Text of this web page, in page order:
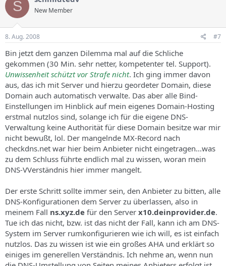
S New Member
8. Aug. 2008 #7
Bin jetzt dem ganzen Dilemma mal auf die Schliche
gekommen (30 Min. sehr netter, kompetenter tel. Support).
Unwissenheit schützt vor Strafe nicht. Ich ging immer davon
aus, das ich mit Server und hierzu geordeter Domain, diese
Domain auch automatisch verwalte. Das aber alle Bind-
Einstellungen im Hinblick auf mein eigenes Domain-Hosting
erstmal nutzlos sind, solange ich für die eigene DNS-
Verwaltung keine Authorität für diese Domain besitze war mir
nicht bewußt, lol. Der mangelnde MX-Record nach
checkdns.net war hier beim Anbieter nicht eingetragen...was
zu dem Schluss führte endlich mal zu wissen, woran mein
DNS-VVerständnis hier immer mangelt.
Der erste Schritt sollte immer sein, den Anbieter zu bitten, alle
DNS-Konfigurationen dem Server zu überlassen, also in
meinem Fall ns.xyz.de für den Server x10.deinprovider.de.
Tue ich das nicht, bzw. ist das nicht der Fall, kann ich am DNS-
System im Server rumkonfigurieren wie ich will, es ist einfach
nutzlos. Das zu wissen ist wie ein großes AHA und erklärt so
einiges im generellen Verständnis. Ich nehme an, wenn nun